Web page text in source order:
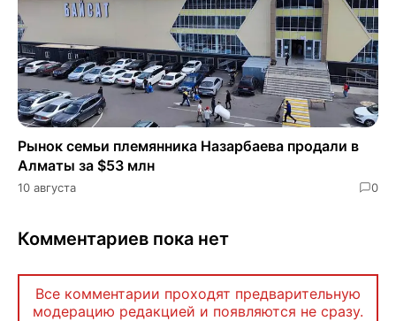
Рынок семьи племянника Назарбаева продали в
Алматы за $53 млн
10 августа 0
Комментариев пока нет
Все комментарии проходят предварительную
модерацию редакцией и появляются не сразу.